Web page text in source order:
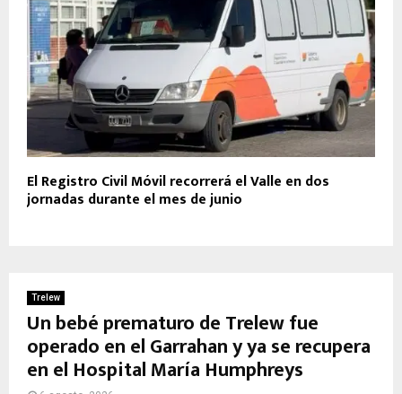
El Registro Civil Móvil recorrerá el Valle en dos
jornadas durante el mes de junio
Trelew
Un bebé prematuro de Trelew fue
operado en el Garrahan y ya se recupera
en el Hospital María Humphreys